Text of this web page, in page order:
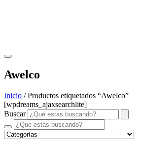
Awelco
Inicio / Productos etiquetados “Awelco”
[wpdreams_ajaxsearchlite]
Buscar